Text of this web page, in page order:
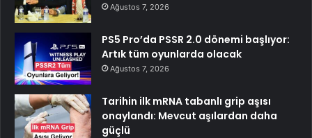
Ağustos 7, 2026
PS5 Pro’da PSSR 2.0 dönemi başlıyor:
Artık tüm oyunlarda olacak
Ağustos 7, 2026
Tarihin ilk mRNA tabanlı grip aşısı
onaylandı: Mevcut aşılardan daha
güçlü